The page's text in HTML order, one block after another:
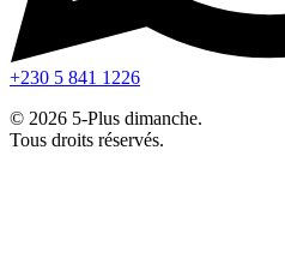
+230 5 841 1226
© 2026 5-Plus dimanche.
Tous droits réservés.